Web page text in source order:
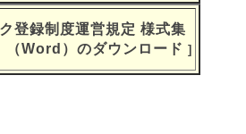
登録制度運営規定 様式集
（Word）のダウンロード ]